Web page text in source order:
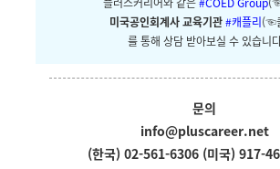
미국공인회계사 교육기관#캐플리(☜
를 통해 상담 받아보실 수 있습니
문의
info@pluscareer.net
(한국) 02-561-6306 (미국) 917-